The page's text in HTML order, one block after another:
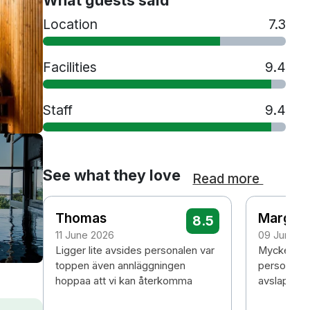
Location 7.3
Facilities 9.4
Staff 9.4
See what they love Read more
Thomas
11 June 2026
8.5
Ligger lite avsides personalen var
toppen även annläggningen
hoppaa att vi kan återkomma
09 June
Mycket
personal,